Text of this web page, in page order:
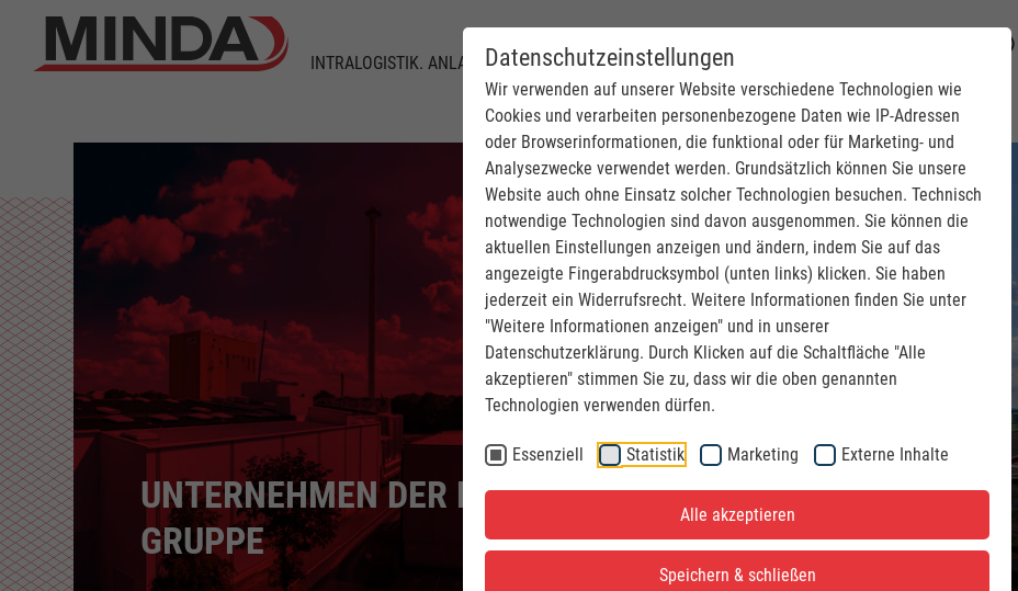
Datenschutzeinstellungen
Wir verwenden auf unserer Website verschiedene Technologien wie
Cookies und verarbeiten personenbezogene Daten wie IP-Adressen
oder Browserinformationen, die funktional oder für Marketing- und
Analysezwecke verwendet werden. Grundsätzlich können Sie unsere
Website auch ohne Einsatz solcher Technologien besuchen. Technisch
notwendige Technologien sind davon ausgenommen. Sie können die
aktuellen Einstellungen anzeigen und ändern, indem Sie auf das
angezeigte Fingerabdrucksymbol (unten links) klicken. Sie haben
jederzeit ein Widerrufsrecht. Weitere Informationen finden Sie unter
"Weitere Informationen anzeigen" und in unserer
Datenschutzerklärung. Durch Klicken auf die Schaltfläche "Alle
akzeptieren" stimmen Sie zu, dass wir die oben genannten
Technologien verwenden dürfen.
Essenziell Statistik Marketing Externe Inhalte
Alle akzeptieren
Speichern & schließen
INTRALOGISTIK. ANLAGENBAU. FÖRDERTECHNIK.
UNTERNEHMEN DER MINDA
GRUPPE